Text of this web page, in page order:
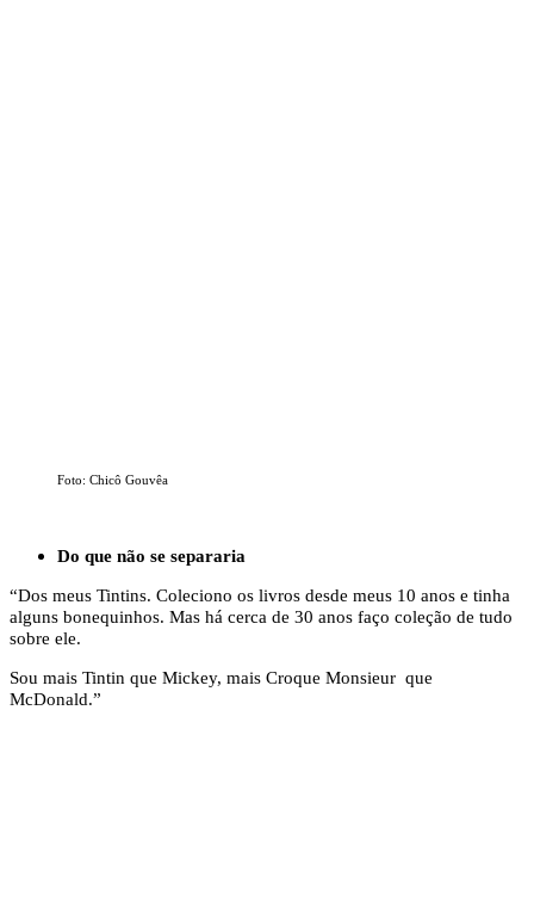
Foto: Chicô Gouvêa
Do que não se separaria
“Dos meus Tintins. Coleciono os livros desde meus 10 anos e tinha
alguns bonequinhos. Mas há cerca de 30 anos faço coleção de tudo
sobre ele.
Sou mais Tintin que Mickey, mais Croque Monsieur que
McDonald.”